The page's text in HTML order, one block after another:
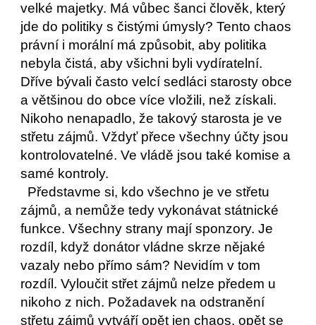
velké majetky. Má vůbec šanci člověk, který
jde do politiky s čistými úmysly? Tento chaos
právní i morální má způsobit, aby politika
nebyla čistá, aby všichni byli vydíratelní.
Dříve bývali často velcí sedláci starosty obce
a většinou do obce více vložili, než získali.
Nikoho nenapadlo, že takový starosta je ve
střetu zájmů. Vždyť přece všechny účty jsou
kontrolovatelné. Ve vládě jsou také komise a
samé kontroly.
zájmů, a nemůže tedy vykonávat státnické
funkce. Všechny strany mají sponzory. Je
rozdíl, když donátor vládne skrze nějaké
vazaly nebo přímo sám? Nevidím v tom
rozdíl. Vyloučit střet zájmů nelze předem u
nikoho z nich. Požadavek na odstranění
střetu zájmů vytváří opět jen chaos, opět se